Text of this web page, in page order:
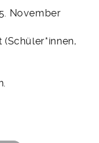
November
(Schüler*innen,